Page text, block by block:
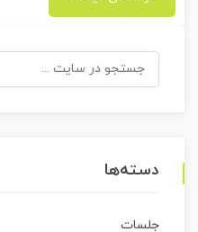
جستجو
برای:
دسته‌ها
جلسات